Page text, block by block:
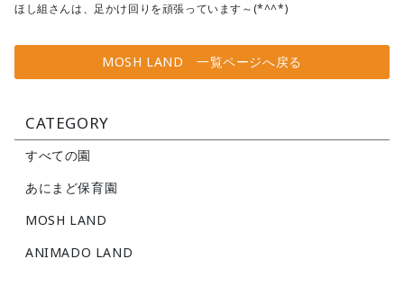
ほし組さんは、足かけ回りを頑張っています～(*^^*)
MOSH LAND 一覧ページへ戻る
CATEGORY
すべての園
あにまど保育園
MOSH LAND
ANIMADO LAND